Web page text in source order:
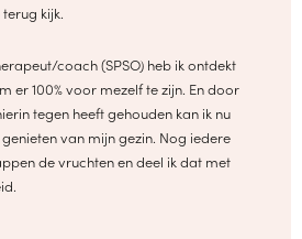
kijk.
coach (SPSO) heb ik ontdekt
er 100% voor mezelf te zijn. En door
tegen heeft gehouden kan ik nu
van mijn gezin. Nog iedere
de vruchten en deel ik dat met